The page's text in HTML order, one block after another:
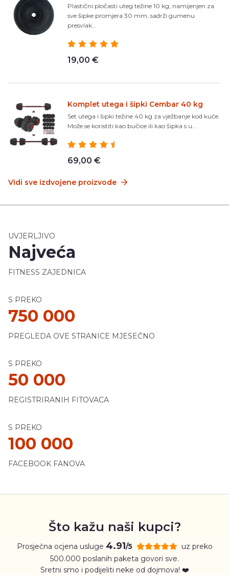
Plastični pločasti uteg težine 10 kg, namijenjen za
sve šipke promjera 30 mm, sadrži gumenu
presvlak...
19,00 €
Komplet utega i šipki Cembar 40 kg
Set utega i šipki težine 40 kg za vježbanje kod kuće.
Može se koristiti kao bučice ili kao šipka s u...
69,00 €
Vidi sve izdvojene proizvode
UVJERLJIVO
Najveća
FITNESS ZAJEDNICA
S PREKO
750 000
PREGLEDA OVE STRANICE MJESEČNO
S PREKO
50 000
REGISTRIRANIH FITOVACA
S PREKO
100 000
FACEBOOK FANOVA
Što kažu naši kupci?
Prosječna ocjena usluge 4.91/5
uz preko
500.000 poslanih paketa govori sve.
Sretni smo i podijeliti neke od dojmova! ❤️